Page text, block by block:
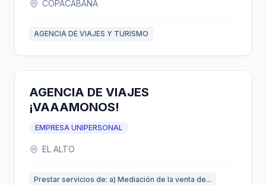
COPACABANA
AGENCIA DE VIAJES Y TURISMO
AGENCIA DE VIAJES
¡VAAAMONOS!
EMPRESA UNIPERSONAL
EL ALTO
Prestar servicios de: a) Mediación de la venta de...